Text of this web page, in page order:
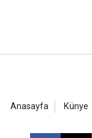
Anasayfa Künye